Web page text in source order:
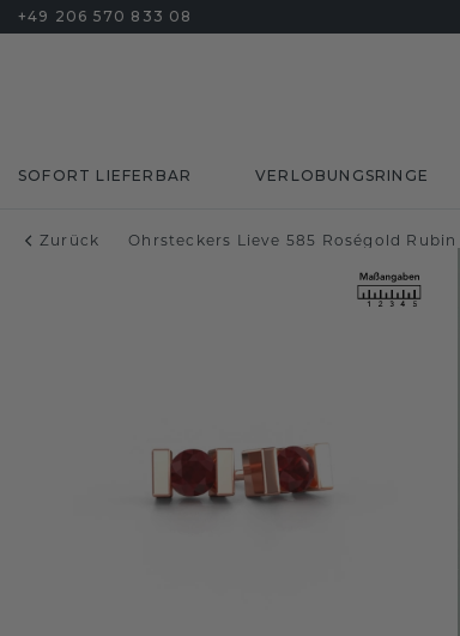
+49 206 570 833 08
SOFORT LIEFERBAR VERLOBUNGSRINGE
Zurück Ohrsteckers Lieve 585 Roségold Rubin